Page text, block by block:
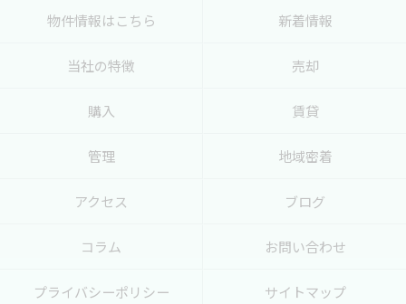
物件情報はこちら 新着情報
当社の特徴 売却
購入 賃貸
管理 地域密着
アクセス ブログ
コラム お問い合わせ
プライバシーポリシー サイトマップ